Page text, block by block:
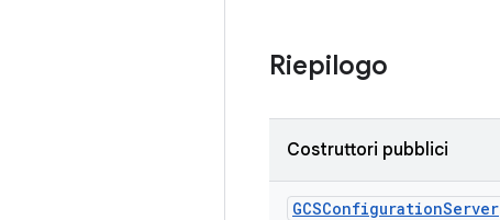
Riepilogo
Costruttori pubblici
GCSConfigurationServer